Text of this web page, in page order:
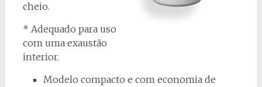
cheio.
* Adequado para uso
com uma exaustão
interior.
Modelo compacto e com economia de